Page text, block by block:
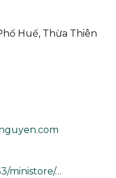
Huế, Thừa Thiên
ministore/…